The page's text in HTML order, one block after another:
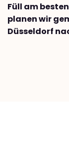
Füll am
planen wir
Düsseldorf